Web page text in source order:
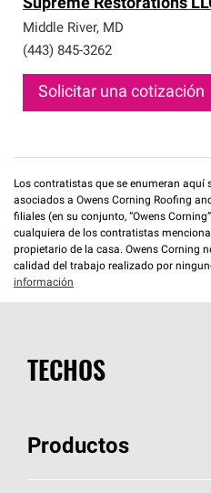
Supreme Restorations
Middle River, MD
(443) 845-3262
Solicitar una cotización
Los contratistas que se enumeran aquí
asociados a Owens Corning Roofing
filiales (en su conjunto, “Owens
cualquiera de los contratistas
propietario de la casa. Owens Corning
calidad del trabajo realizado por
información
TECHOS
Productos